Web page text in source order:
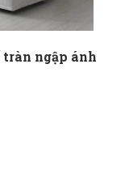
ngập ánh